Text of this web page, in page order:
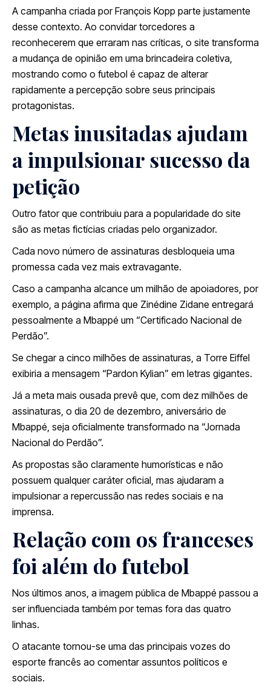
A campanha criada por François Kopp parte justamente
desse contexto. Ao convidar torcedores a
reconhecerem que erraram nas críticas, o site transforma
a mudança de opinião em uma brincadeira coletiva,
mostrando como o futebol é capaz de alterar
rapidamente a percepção sobre seus principais
protagonistas.
Metas inusitadas ajudam
a impulsionar sucesso da
petição
Outro fator que contribuiu para a popularidade do site
são as metas fictícias criadas pelo organizador.
Cada novo número de assinaturas desbloqueia uma
promessa cada vez mais extravagante.
Caso a campanha alcance um milhão de apoiadores, por
exemplo, a página afirma que Zinédine Zidane entregará
pessoalmente a Mbappé um “Certificado Nacional de
Perdão”.
Se chegar a cinco milhões de assinaturas, a Torre Eiffel
exibiria a mensagem “Pardon Kylian” em letras gigantes.
Já a meta mais ousada prevê que, com dez milhões de
assinaturas, o dia 20 de dezembro, aniversário de
Mbappé, seja oficialmente transformado na “Jornada
Nacional do Perdão”.
As propostas são claramente humorísticas e não
possuem qualquer caráter oficial, mas ajudaram a
impulsionar a repercussão nas redes sociais e na
imprensa.
Relação com os franceses
foi além do futebol
Nos últimos anos, a imagem pública de Mbappé passou a
ser influenciada também por temas fora das quatro
linhas.
O atacante tornou-se uma das principais vozes do
esporte francês ao comentar assuntos políticos e
sociais.